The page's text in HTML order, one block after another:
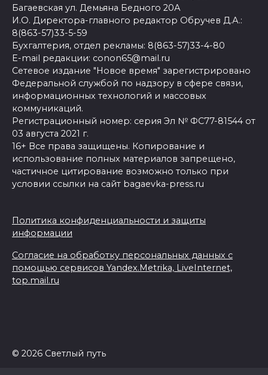
Багаевская ул. Демьяна Бедного 20А
И.О. Директора-главного редактор Обручев Д.А.:
8(863-57)33-5-59
Бухгалтерия, отдел рекламы: 8(863-57)33-4-80
E-mail редакции: conon65@mail.ru
Сетевое издание "Новое время" зарегистрировано
Федеральной службой по надзору в сфере связи,
информационных технологий и массовых
коммуникаций.
Регистрационный номер: серия Эл № ФС77-81544 от
03 августа 2021 г.
16+ Все права защищены. Копирование и
использование полных материалов запрещено,
частичное цитирование возможно только при
условии ссылки на сайт bagaevka-press.ru
Политика конфиденциальности и защиты
информации
Согласие на обработку персональных данных с
помощью сервисов Yandex.Metrika, LiveInternet,
top.mail.ru
© 2026 Светлый путь